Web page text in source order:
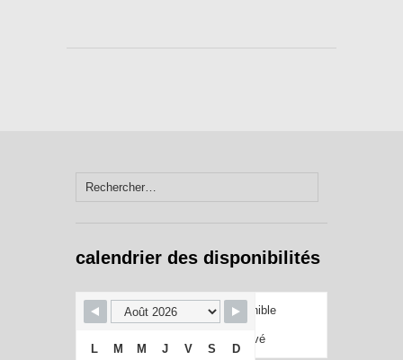
Rechercher :
calendrier des disponibilités
Disponible
Réservé
L M M J V S D